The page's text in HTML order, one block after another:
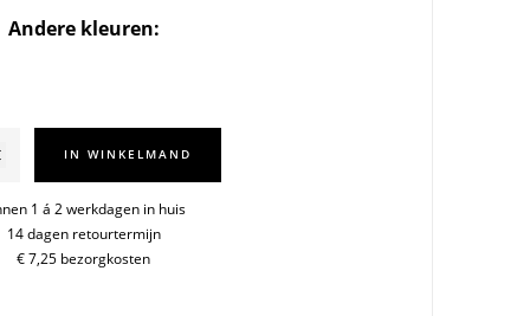
Andere kleuren:
IN WINKELMAND
1 á 2 werkdagen in huis
14 dagen retourtermijn
€ 7,25 bezorgkosten